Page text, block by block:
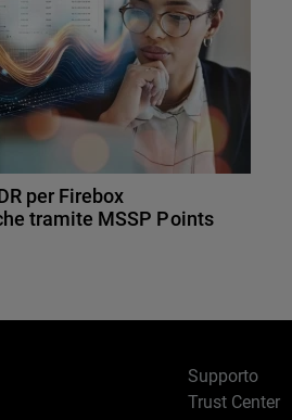
per Firebox
tramite MSSP Points
Supporto
Trust Center